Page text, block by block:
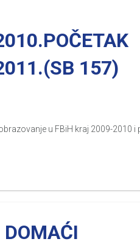
157)
u FBiH kraj 2009-2010 i
DOMAĆI